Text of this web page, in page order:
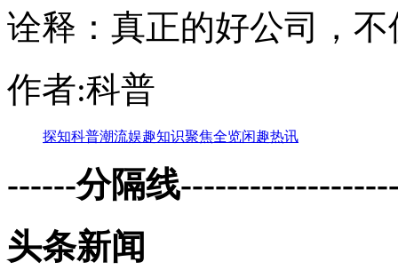
诠释：真正的好公司，
作者:科普
探知科普潮流娱趣知识聚焦全览闲趣热讯
------分隔线
头条新闻